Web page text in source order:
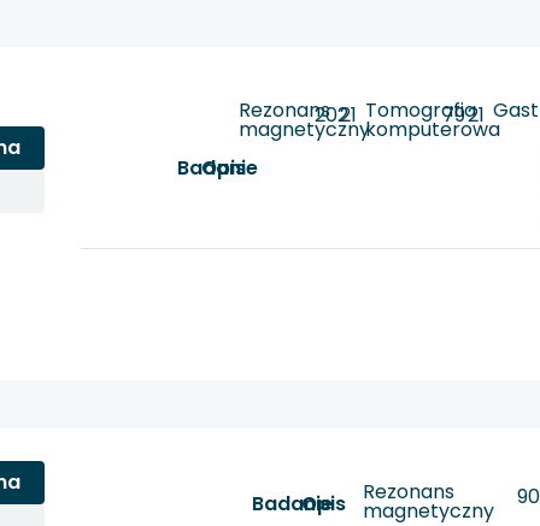
Badanie
Opis
Rezonans
magnetyczny
20221 Tomografia
komputerowa
7921
Badanie
Opis Rezonans
magnetyczny
90